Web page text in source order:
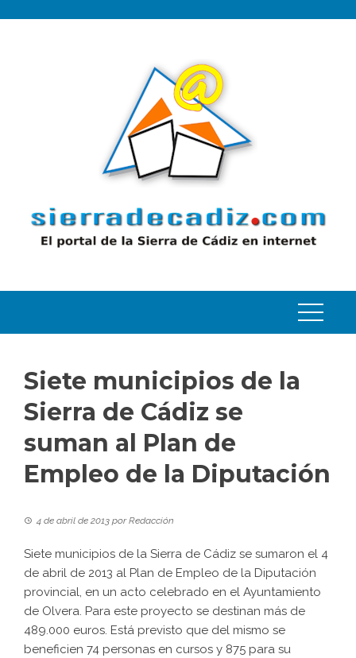
Siete municipios de la
Sierra de Cádiz se
suman al Plan de
Empleo de la Diputación
4 de abril de 2013 porRedacción
Siete municipios de la Sierra de Cádiz se sumaron el 4
de abril de 2013 al Plan de Empleo de la Diputación
provincial, en un acto celebrado en el Ayuntamiento
de Olvera. Para este proyecto se destinan más de
489.000 euros. Está previsto que del mismo se
beneficien 74 personas en cursos y 875 para su